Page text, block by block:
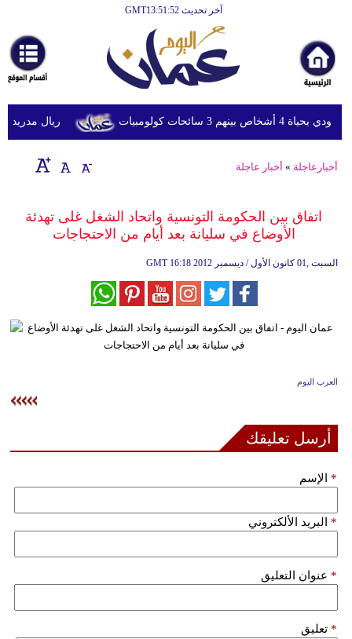
آخر تحديث GMT13:51:52
أخبارعاجلة
رياضة
ثقافة
إقتصاد
وموسيقى
سياحة
ديكور
مرأة
وتكنولوجيا
ريال مدريد يحسم سائحات كولومبيات
أخبارعاجلة » أخبار عاجلة
اتفاق بين الحكومة التونسية واتحاد الشغل غلى تهدئة
الأوضاع في سليانة بعد أيام من الاحتجاجات
GMT 16:18 2012 السبت ,01 كانون الأول / ديسمبر
العرب اليوم
أرسل تعليقك
الإسم *
البريد الألكتروني *
عنوان التعليق *
تعليق *